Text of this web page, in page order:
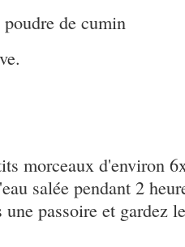
de cumin
morceaux d'environ
salée pendant 2
passoire et gardez